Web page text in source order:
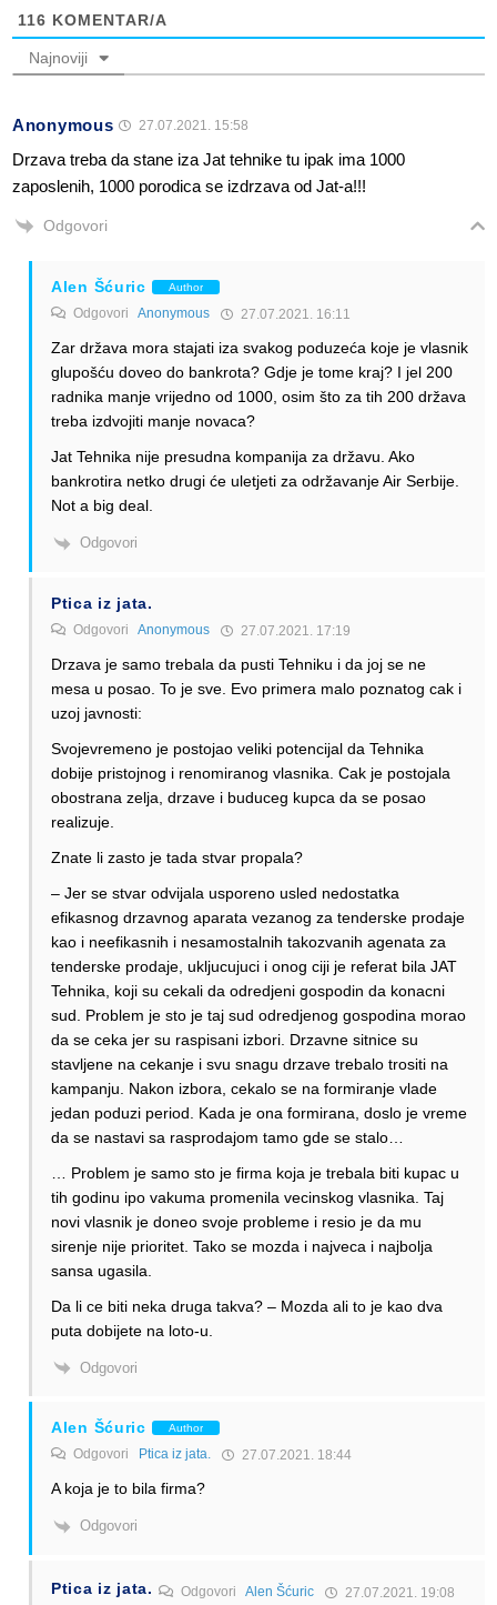
116 KOMENTAR/A
Najnoviji
Anonymous 27.07.2021. 15:58
Drzava treba da stane iza Jat tehnike tu ipak ima 1000
zaposlenih, 1000 porodica se izdrzava od Jat-a!!!
Odgovori
Alen Šćuric Author
Odgovori Anonymous 27.07.2021. 16:11
Zar država mora stajati iza svakog poduzeća koje je vlasnik
glupošću doveo do bankrota? Gdje je tome kraj? I jel 200
radnika manje vrijedno od 1000, osim što za tih 200 država
treba izdvojiti manje novaca?
Jat Tehnika nije presudna kompanija za državu. Ako
bankrotira netko drugi će uletjeti za održavanje Air Serbije.
Not a big deal.
Odgovori
Ptica iz jata.
Odgovori Anonymous 27.07.2021. 17:19
Drzava je samo trebala da pusti Tehniku i da joj se ne
mesa u posao. To je sve. Evo primera malo poznatog cak i
uzoj javnosti:
Svojevremeno je postojao veliki potencijal da Tehnika
dobije pristojnog i renomiranog vlasnika. Cak je postojala
obostrana zelja, drzave i buduceg kupca da se posao
realizuje.
Znate li zasto je tada stvar propala?
– Jer se stvar odvijala usporeno usled nedostatka
efikasnog drzavnog aparata vezanog za tenderske prodaje
kao i neefikasnih i nesamostalnih takozvanih agenata za
tenderske prodaje, ukljucujuci i onog ciji je referat bila JAT
Tehnika, koji su cekali da odredjeni gospodin da konacni
sud. Problem je sto je taj sud odredjenog gospodina morao
da se ceka jer su raspisani izbori. Drzavne sitnice su
stavljene na cekanje i svu snagu drzave trebalo trositi na
kampanju. Nakon izbora, cekalo se na formiranje vlade
jedan poduzi period. Kada je ona formirana, doslo je vreme
da se nastavi sa rasprodajom tamo gde se stalo…
… Problem je samo sto je firma koja je trebala biti kupac u
tih godinu ipo vakuma promenila vecinskog vlasnika. Taj
novi vlasnik je doneo svoje probleme i resio je da mu
sirenje nije prioritet. Tako se mozda i najveca i najbolja
sansa ugasila.
Da li ce biti neka druga takva? – Mozda ali to je kao dva
puta dobijete na loto-u.
Odgovori
Alen Šćuric Author
Odgovori Ptica iz jata. 27.07.2021. 18:44
A koja je to bila firma?
Odgovori
Ptica iz jata. Odgovori Alen Šćuric 27.07.2021. 19:08